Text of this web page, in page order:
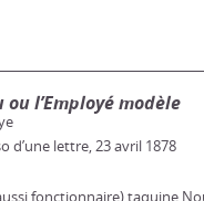
ou l’Employé modèle
d’une lettre, 23 avril 1878
fonctionnaire) taquine